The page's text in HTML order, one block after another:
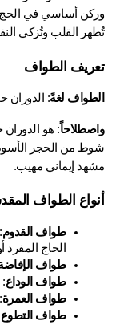
القلب وتُزكي النفس.
الطواف
لغةً: الدوران حول
إيماني مهيب.
الطواف المقدسة
طواف القدوم
الحاج المفرد أو
طواف الإفاضة:
طواف الوداع:
طواف العمرة:
طواف التطوع: